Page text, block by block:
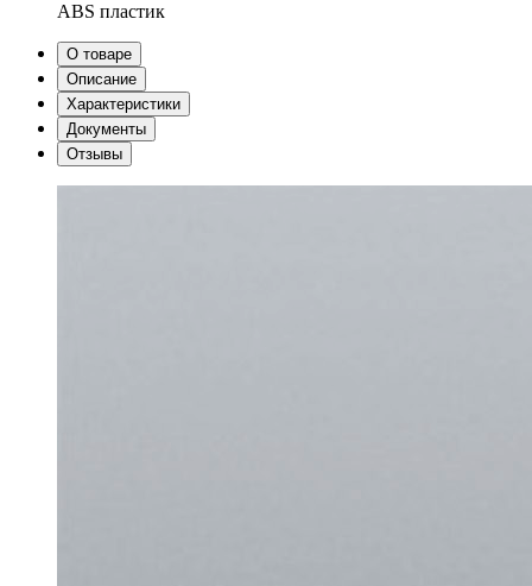
ABS пластик
О товаре
Описание
Характеристики
Документы
Отзывы